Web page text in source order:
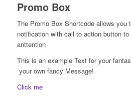
Promo Box
The Promo Box Shortcode allows you
notification with call to action button
anttention
This is an example Text for your
your own fancy Message!
Click me